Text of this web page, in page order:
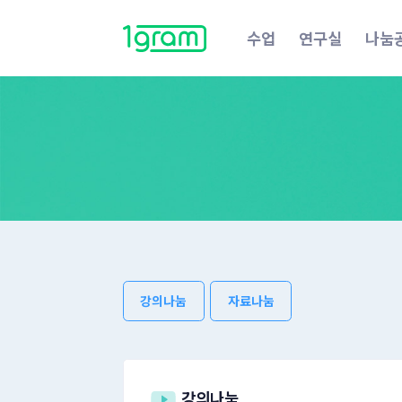
수업 연구실 나눔
강의나눔 자료나눔